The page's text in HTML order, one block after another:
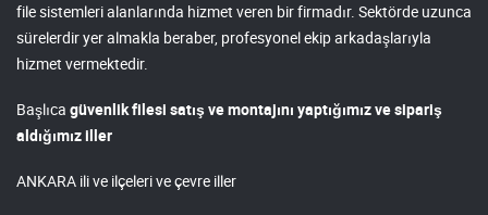
file sistemleri alanlarında hizmet veren bir firmadır. Sektörde uzunca
sürelerdir yer almakla beraber, profesyonel ekip arkadaşlarıyla
hizmet vermektedir.
Başlıca güvenlik filesi satış ve montajını yaptığımız ve sipariş
aldığımız iller
ANKARA ili ve ilçeleri ve çevre iller